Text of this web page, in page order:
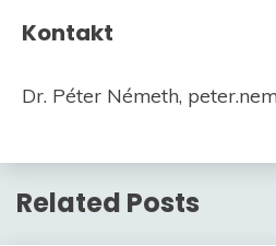
Kontakt
Dr. Péter Németh,
Related Posts